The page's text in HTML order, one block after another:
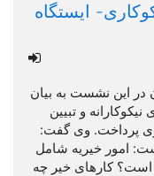
ایستگاه
در این نشست به بیان
نیکوکارانه و تبیین
پرداخت. وی گفت:
امور خیریه شامل
است؟ کارهای خیر چه